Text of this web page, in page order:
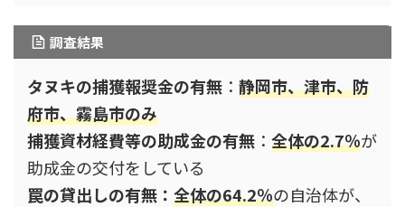
調査結果
タヌキの捕獲報奨金の有無 ： 静岡市、津市、防
府市、霧島市のみ
捕獲資材経費等の助成金の有無 ： 全体の2.7％が
助成金の交付をしている
罠の貸出しの有無： 全体の64.2％の自治体が、